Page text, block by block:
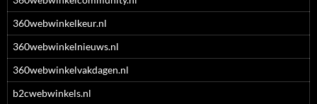
360webwinkelkeur.nl
360webwinkelnieuws.nl
360webwinkelvakdagen.nl
b2cwebwinkels.nl